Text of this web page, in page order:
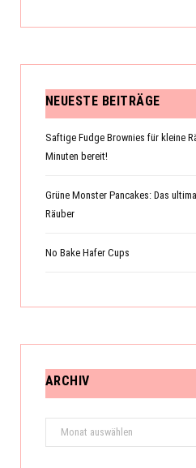
NEUESTE BEITRÄGE
Saftige Fudge Brownies für kleine
Minuten bereit!
Grüne Monster Pancakes: Das
Räuber
No Bake Hafer Cups
ARCHIV
Archiv